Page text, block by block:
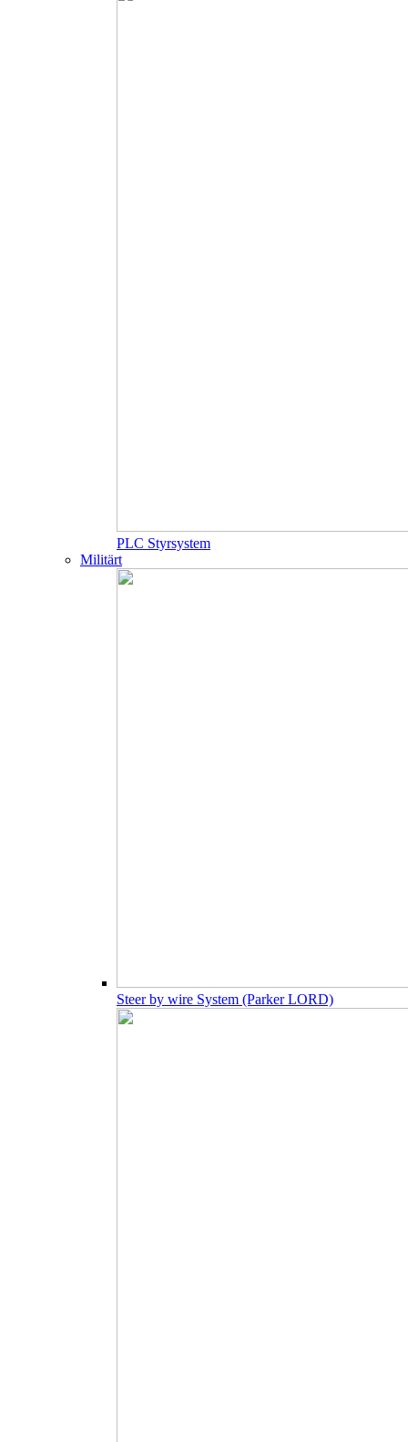
PLC Styrsystem
Militärt
Steer by wire System (Parker LORD)